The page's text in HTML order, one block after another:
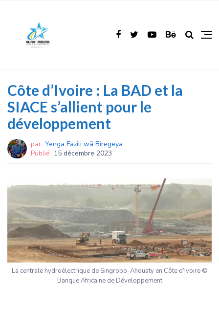
Côte d’Ivoire : La BAD et la
SIACE s’allient pour le
développement
par Yenga Fazili wã Biregeya
Publié 15 décembre 2023
La centrale hydroélectrique de Singrobo-Ahouaty en Côte d’Ivoire ©
Banque Africaine de Développement